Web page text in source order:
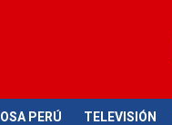
PERÚ TELEVISIÓN